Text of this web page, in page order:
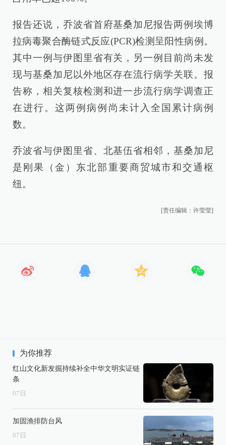
报告还说，乔波省首府基桑加尼报告两例埃博
拉病毒聚合酶链式反应(PCR)检测呈阳性病例。
其中一例与伊图里省有关，另一例目前尚未发
现与基桑加尼以外地区存在流行病学关联。报
告称，相关复核检测和进一步流行病学调查正
在进行。这两例病例尚未计入全国累计病例
数。
乔波省与伊图里省、北基伍省相邻，基桑加尼
是刚果（金）东北部重要商贸城市和交通枢
纽。
[责任编辑：许莹莹]
为你推荐
红山文化新发掘持续补全中华文明实证链
条
07 日
加固渔排防台风
07 日